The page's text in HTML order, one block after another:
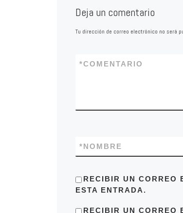
Deja un comentario
Tu dirección de correo electrónico no será
COMENTARIO
*
NOMBRE
*
RECIBIR UN CORREO
ESTA ENTRADA.
RECIBIR UN CORREO